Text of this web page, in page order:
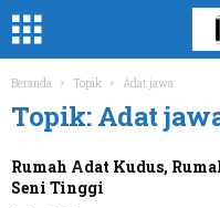
Beranda Topik Adat jawa
Topik: Adat
Rumah Adat Kudus,
Seni Tinggi